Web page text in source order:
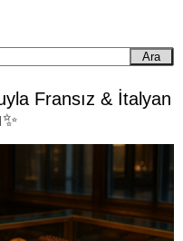
Ara
Fransız & İtalyan